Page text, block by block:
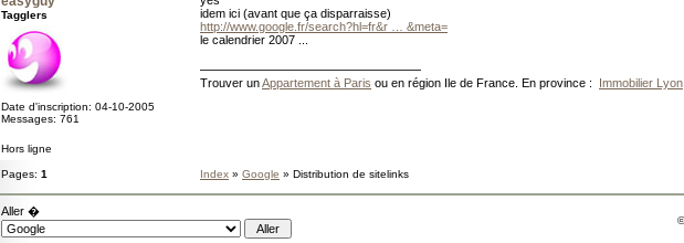
Tagglers
Date d'inscription: 04-10-2005
Messages: 761
idem ici (avant que ça disparraisse)
http://www.google.fr/search?hl=fr&r … &meta=
le calendrier 2007 ...
Trouver unAppartement à Paris ou en région Ile de France. En province : Immobilier Lyon
Hors ligne
Pages: 1 Index » Google » Distribution de sitelinks
Aller �